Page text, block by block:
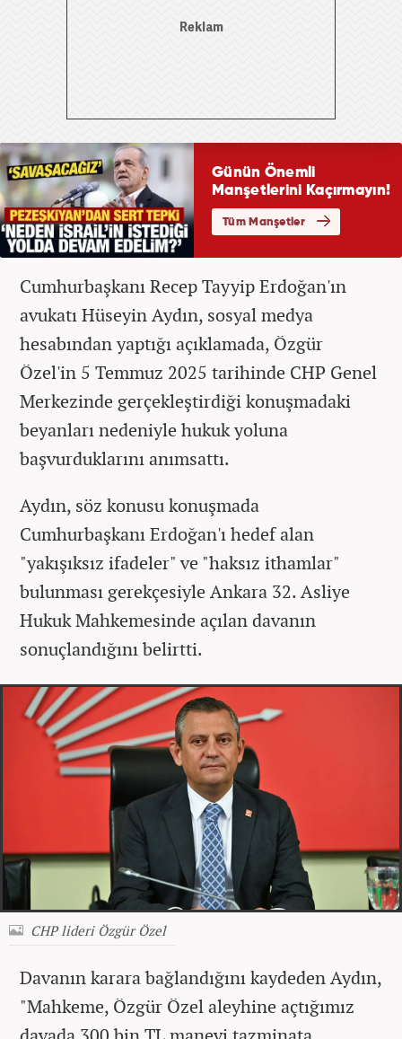
Cumhurbaşkanı Recep Tayyip Erdoğan'ın
avukatı Hüseyin Aydın, sosyal medya
hesabından yaptığı açıklamada, Özgür
Özel'in 5 Temmuz 2025 tarihinde CHP Genel
Merkezinde gerçekleştirdiği konuşmadaki
beyanları nedeniyle hukuk yoluna
başvurduklarını anımsattı.
Aydın, söz konusu konuşmada
Cumhurbaşkanı Erdoğan'ı hedef alan
"yakışıksız ifadeler" ve "haksız ithamlar"
bulunması gerekçesiyle Ankara 32. Asliye
Hukuk Mahkemesinde açılan davanın
sonuçlandığını belirtti.
CHP lideri Özgür Özel
Davanın karara bağlandığını kaydeden Aydın,
"Mahkeme, Özgür Özel aleyhine açtığımız